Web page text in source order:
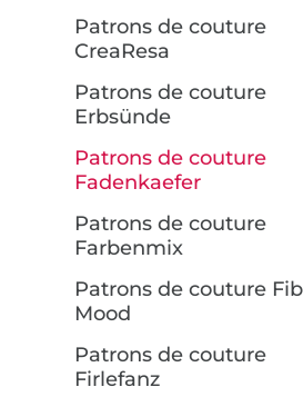
Patrons de couture
CreaResa
Patrons de couture
Erbsünde
Patrons de couture
Fadenkaefer
Patrons de couture
Farbenmix
Patrons de couture
Mood
Patrons de couture
Firlefanz